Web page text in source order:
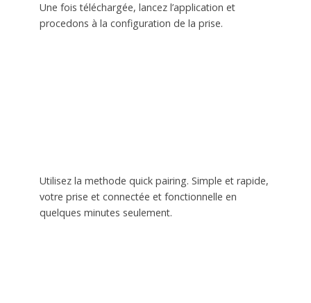
Une fois téléchargée, lancez l’application et
procedons à la configuration de la prise.
Utilisez la methode quick pairing. Simple et rapide,
votre prise et connectée et fonctionnelle en
quelques minutes seulement.